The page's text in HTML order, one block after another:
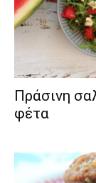
Πράσινη
φέτα